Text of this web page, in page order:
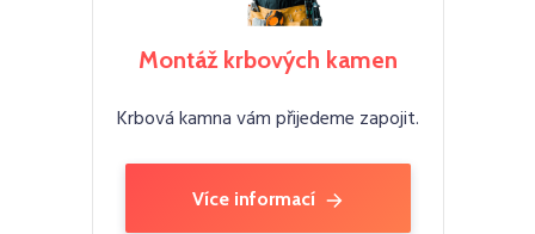
Montáž krbových kamen
Krbová kamna vám přijedeme zapojit.
Více informací